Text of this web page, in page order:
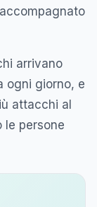
arrivano
ogni giorno, e
attacchi al
le persone